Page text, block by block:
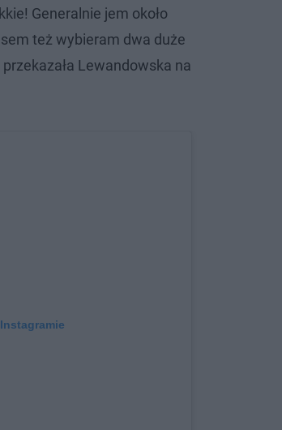
Generalnie jem około
też wybieram dwa duże
Lewandowska na